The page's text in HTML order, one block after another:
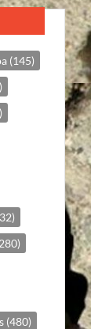
(145)
(480)